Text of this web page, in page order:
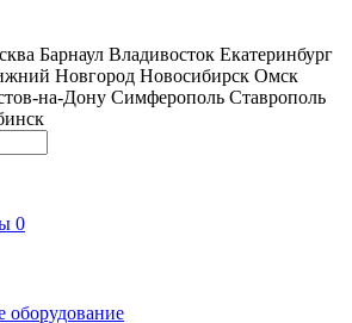
Барнаул Владивосток Екатеринбург
Новгород Новосибирск Омск
на-Дону Симферополь Ставрополь
0